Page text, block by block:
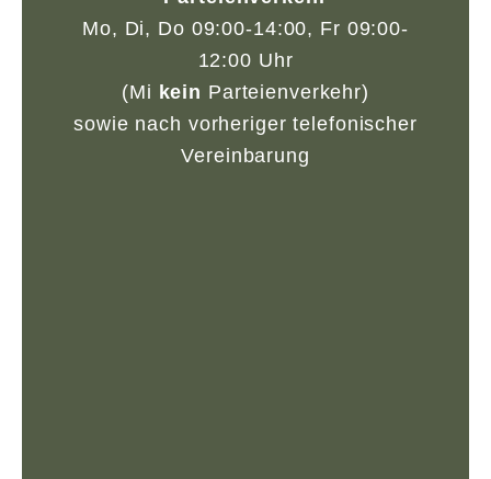
Mo, Di, Do 09:00-14:00, Fr 09:00-
12:00 Uhr
(Mi kein Parteienverkehr)
sowie nach vorheriger telefonischer
Vereinbarung